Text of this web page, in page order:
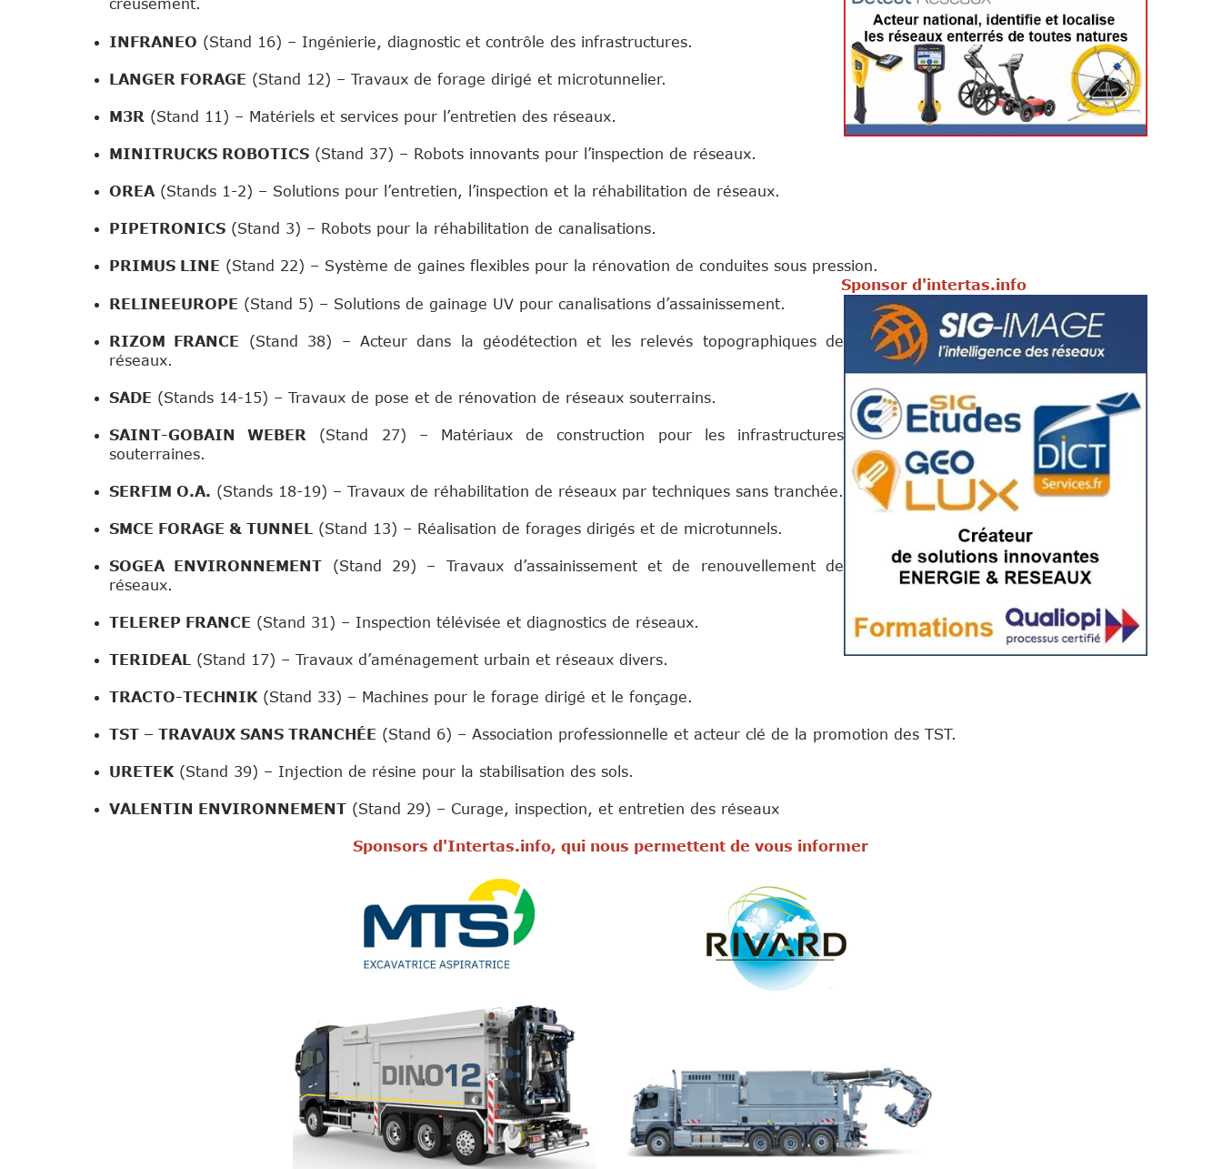
creusement.
INFRANEO (Stand 16) – Ingénierie, diagnostic et contrôle des infrastructures.
LANGER FORAGE (Stand 12) – Travaux de forage dirigé et microtunnelier.
M3R (Stand 11) – Matériels et services pour l’entretien des réseaux.
MINITRUCKS ROBOTICS (Stand 37) – Robots innovants pour l’inspection de réseaux.
OREA (Stands 1-2) – Solutions pour l’entretien, l’inspection et la réhabilitation de réseaux.
PIPETRONICS (Stand 3) – Robots pour la réhabilitation de canalisations.
PRIMUS LINE (Stand 22) – Système de gaines flexibles pour la rénovation de conduites sous pression.
Sponsor d'intertas.info
RELINEEUROPE (Stand 5) – Solutions de gainage UV pour canalisations d’assainissement.
RIZOM FRANCE (Stand 38) – Acteur dans la géodétection et les relevés topographiques de
réseaux.
SADE (Stands 14-15) – Travaux de pose et de rénovation de réseaux souterrains.
SAINT-GOBAIN WEBER (Stand 27) – Matériaux de construction pour les infrastructures
souterraines.
SERFIM O.A. (Stands 18-19) – Travaux de réhabilitation de réseaux par techniques sans tranchée.
SMCE FORAGE & TUNNEL (Stand 13) – Réalisation de forages dirigés et de microtunnels.
SOGEA ENVIRONNEMENT (Stand 29) – Travaux d’assainissement et de renouvellement de
réseaux.
TELEREP FRANCE (Stand 31) – Inspection télévisée et diagnostics de réseaux.
TERIDEAL (Stand 17) – Travaux d’aménagement urbain et réseaux divers.
TRACTO-TECHNIK (Stand 33) – Machines pour le forage dirigé et le fonçage.
TST – TRAVAUX SANS TRANCHÉE (Stand 6) – Association professionnelle et acteur clé de la promotion des TST.
URETEK (Stand 39) – Injection de résine pour la stabilisation des sols.
VALENTIN ENVIRONNEMENT (Stand 29) – Curage, inspection, et entretien des réseaux
Sponsors d'Intertas.info, qui nous permettent de vous informer